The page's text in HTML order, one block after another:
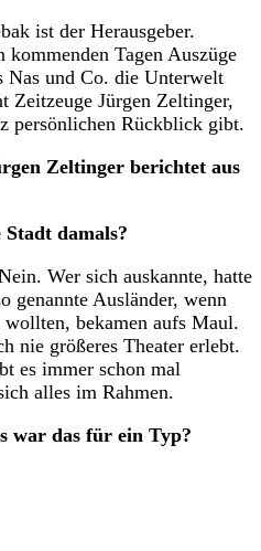
ist der Herausgeber.
Tagen Auszüge
Nas und Co. die Unterwelt
Zeitzeuge Jürgen Zeltinger,
persönlichen Rückblick gibt.
Zeltinger berichtet aus
damals?
Wer sich auskannte, hatte
genannte Ausländer, wenn
bekamen aufs Maul.
nie größeres Theater erlebt.
es immer schon mal
alles im Rahmen.
war das für ein Typ?